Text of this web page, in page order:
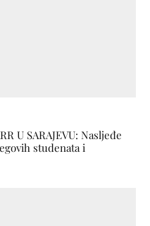
U SARAJEVU: Nasljeđe
studenata i